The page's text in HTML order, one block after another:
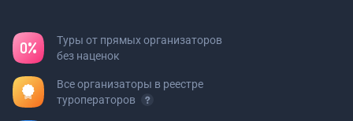
Туры от прямых организаторов
без наценок
Все организаторы в реестре
туроператоров